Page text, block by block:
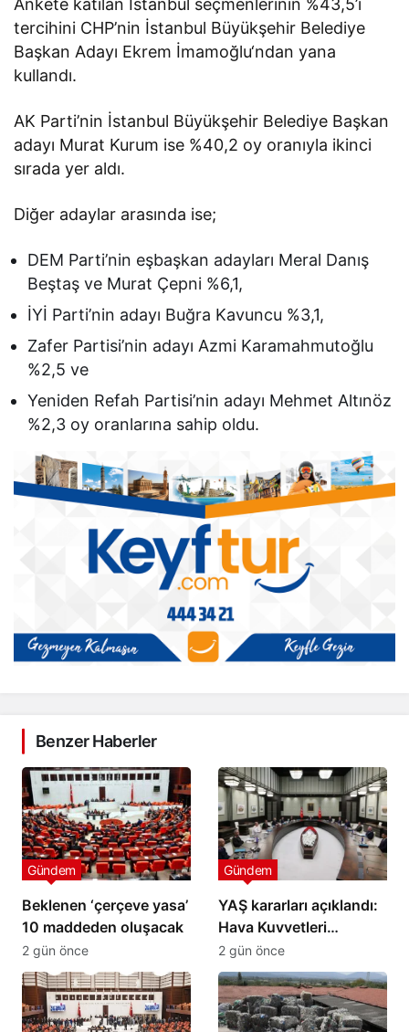
Ankete katılan İstanbul seçmenlerinin %43,5’i
tercihini CHP’nin İstanbul Büyükşehir Belediye
Başkan Adayı Ekrem İmamoğlu‘ndan yana
kullandı.
AK Parti’nin İstanbul Büyükşehir Belediye Başkan
adayı Murat Kurum ise %40,2 oy oranıyla ikinci
sırada yer aldı.
Diğer adaylar arasında ise;
DEM Parti’nin eşbaşkan adayları Meral Danış
Beştaş ve Murat Çepni %6,1,
İYİ Parti’nin adayı Buğra Kavuncu %3,1,
Zafer Partisi’nin adayı Azmi Karamahmutoğlu
%2,5 ve
Yeniden Refah Partisi’nin adayı Mehmet Altınöz
%2,3 oy oranlarına sahip oldu.
Benzer Haberler
Beklenen ‘çerçeve yasa’
10 maddeden oluşacak
Gündem
2 gün önce
YAŞ kararları açıklandı:
Hava Kuvvetleri
Komutanı Kadıoğlu
emekli edildi
Gündem
2 gün önce